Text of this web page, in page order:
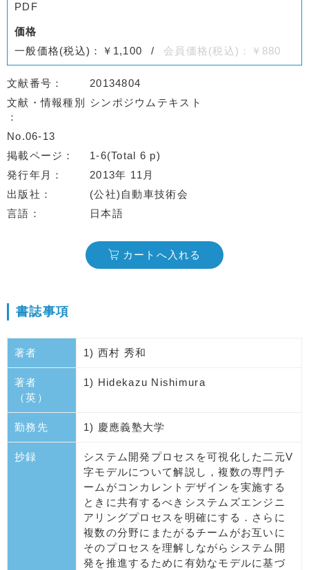
PDF
価格
一般価格(税込)：￥1,100
会員価格(税込)：￥880
文献番号
20134804
文献・情報種別
シンポジウムテキスト
No.06-13
掲載ページ
1-6(Total 6 p)
発行年月
2013年 11月
出版社
(公社)自動車技術会
言語
日本語
カートへ入れる
書誌事項
著者 1) 西村 秀和
著者
（英）
1) Hidekazu Nishimura
勤務先 1) 慶應義塾大学
抄録
システム開発プロセスを可視化した二元V
字モデルについて解説し，複数の専門チ
ームがコンカレントデザインを実施する
ときに共有するべきシステムズエンジニ
アリングプロセスを明確にする．さらに
複数の分野にまたがるチームがお互いに
そのプロセスを理解しながらシステム開
発を推進するために有効なモデルに基づ